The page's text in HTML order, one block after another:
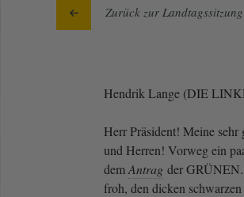
Zurück zur Landtagssitzung
Hendrik Lange (DIE
Herr Präsident! Meine sehr
und Herren! Vorweg ein
demAntrag der
froh, den dicken